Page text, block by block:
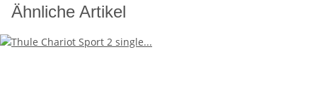
Ähnliche Artikel